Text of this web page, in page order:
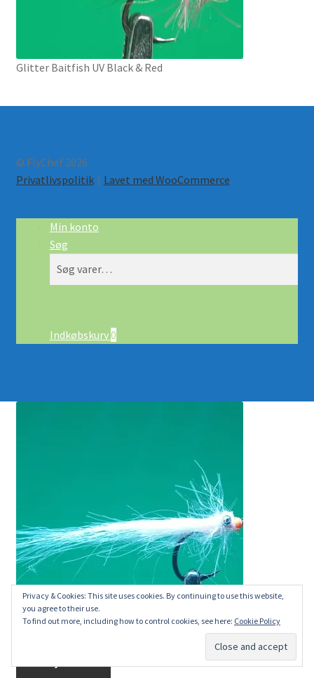
Glitter Baitfish UV Black & Red
© FlyChef 2026
Privatlivspolitik
Lavet med WooCommerce.
Min konto
Søg
efter:
Indkøbskurv0
20.00
Privacy & Cookies: This site uses cookies. By continuing to use this website,
you agree to their use.
To find out more, including how to control cookies, see here: Cookie Policy